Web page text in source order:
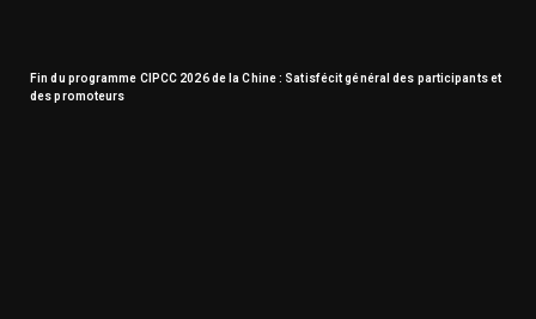
Fin du programme CIPCC 2026 de la Chine : Satisfécit général des participants et
des promoteurs